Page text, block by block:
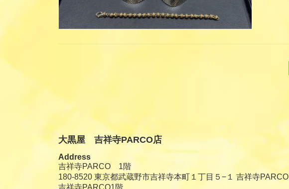
ペ
ー
ジ
送
大黒屋 吉祥寺PARCO店
Address
吉祥寺PARCO 1階
180-8520 東京都武蔵野市吉祥寺本町１丁目５−１ 吉祥寺PARCO
吉祥寺PARCO1階